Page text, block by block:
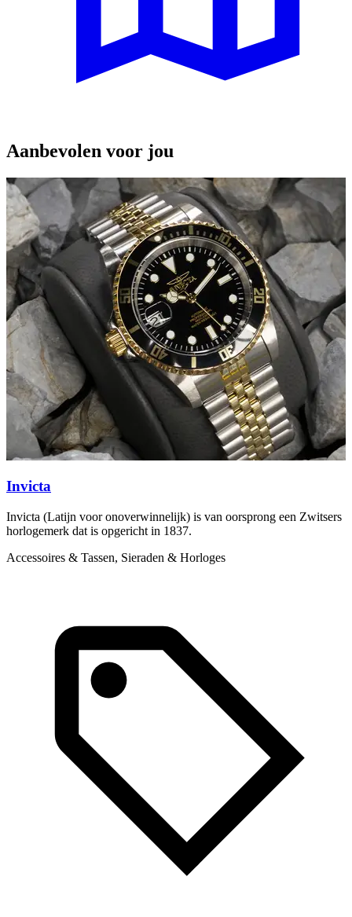
Aanbevolen voor jou
Invicta
Invicta (Latijn voor onoverwinnelijk) is van oorsprong een Zwitsers
horlogemerk dat is opgericht in 1837.
Accessoires & Tassen, Sieraden & Horloges